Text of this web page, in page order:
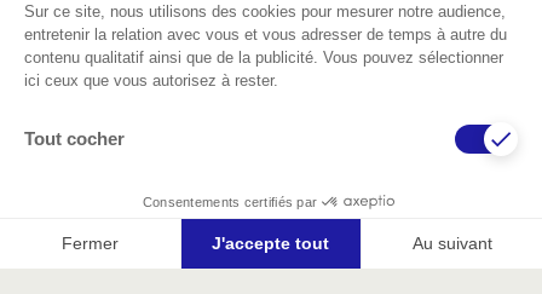
Menu
Accueil
Qui sommes-nous ?
Actualités